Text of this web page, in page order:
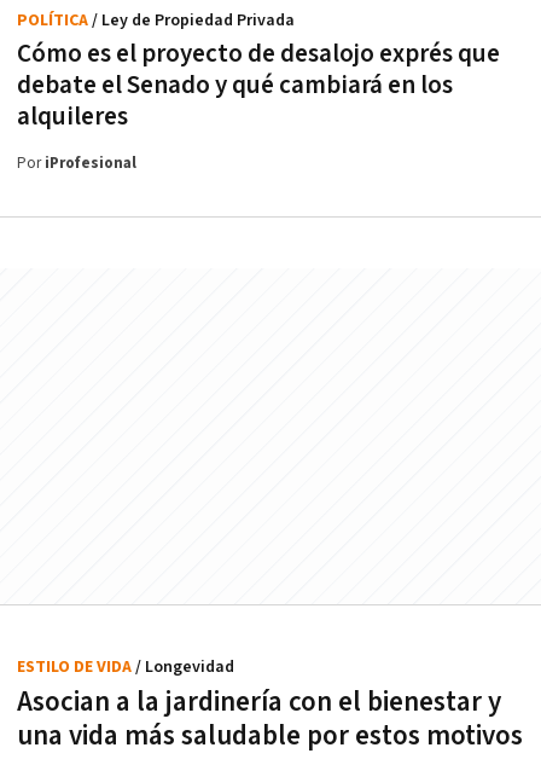
Cómo es el proyecto de desalojo exprés que
debate el Senado y qué cambiará en los
alquileres
POLÍTICA/ Ley de Propiedad Privada
PoriProfesional
Asocian a la jardinería con el bienestar y
una vida más saludable por estos motivos
ESTILO DE VIDA/ Longevidad